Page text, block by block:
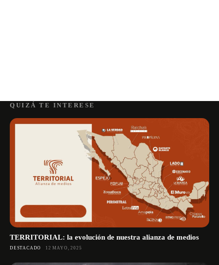
QUIZÁ TE INTERESE
TERRITORIAL: la evolución de nuestra alianza de medios
DESTACADO 12 MAYO, 2025